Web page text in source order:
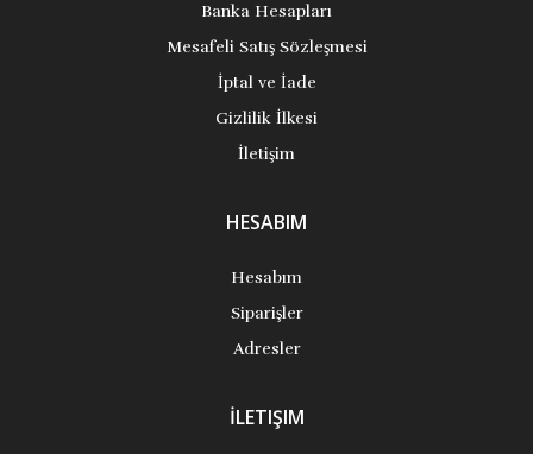
Banka Hesapları
Mesafeli Satış Sözleşmesi
İptal ve İade
Gizlilik İlkesi
İletişim
HESABIM
Hesabım
Siparişler
Adresler
İLETIŞIM